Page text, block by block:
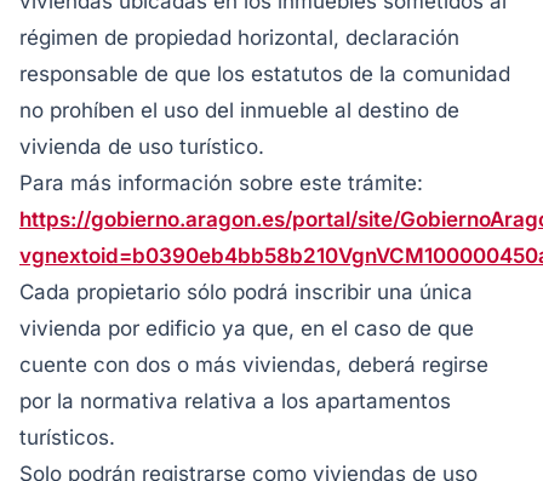
régimen de propiedad horizontal, declaración
responsable de que los estatutos de la comunidad
no prohíben el uso del inmueble al destino de
vivienda de uso turístico.
Para más información sobre este trámite:
https://gobierno.aragon.es/portal/site/
Cada propietario sólo podrá inscribir una única
vivienda por edificio ya que, en el caso de que
cuente con dos o más viviendas, deberá regirse
por la normativa relativa a los apartamentos
turísticos.
Solo podrán registrarse como viviendas de uso